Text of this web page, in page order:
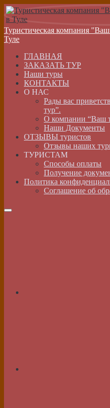
Туристическая компания
Туле
ГЛАВНАЯ
ЗАКАЗАТЬ ТУР
Наши туры
КОНТАКТЫ
О НАС
Рады вас
тур”.
О компании “Ваш
Наши Документы
ОТЗЫВЫ туристов
Отзывы наших
ТУРИСТАМ
Способы оплаты
Получение
Политика
Соглашение об